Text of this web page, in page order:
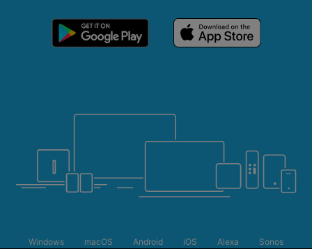
Windows macOS Android iOS Alexa
Sonos